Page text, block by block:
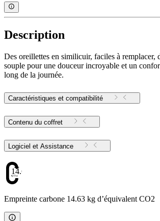
Description
Des oreillettes en similicuir, faciles à remplacer,
souple pour une douceur incroyable et un
long de la journée.
Caractéristiques et compatibilité
Contenu du coffret
Logiciel et Assistance
14.63
Empreinte carbone 14.63 kg d’équivalent CO2